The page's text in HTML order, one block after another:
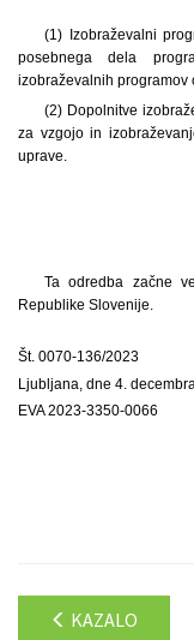
(1) Izobraževalni
posebnega dela
izobraževalnih programov
(2) Dopolnitve
za vzgojo in
uprave.
Ta odredba začne
Republike Slovenije.
Št. 0070-136/2023
Ljubljana, dne 4.
EVA 2023-3350-0066
KAZALO